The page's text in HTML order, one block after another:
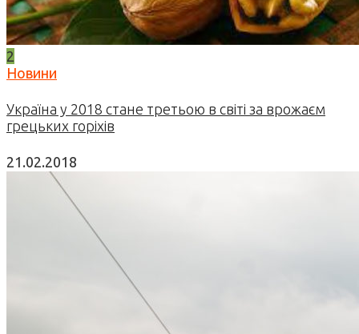
2
Новини
Україна у 2018 стане третьою в світі за врожаєм
грецьких горіхів
21.02.2018